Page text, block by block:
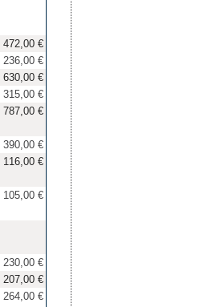
472,00 €
236,00 €
630,00 €
315,00 €
787,00 €
390,00 €
116,00 €
105,00 €
230,00 €
207,00 €
264,00 €